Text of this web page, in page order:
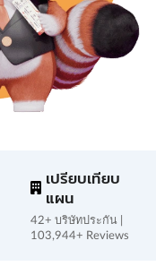
เปรียบเทียบ
แผน
42+ บริษัทประกัน |
103,944+ Reviews